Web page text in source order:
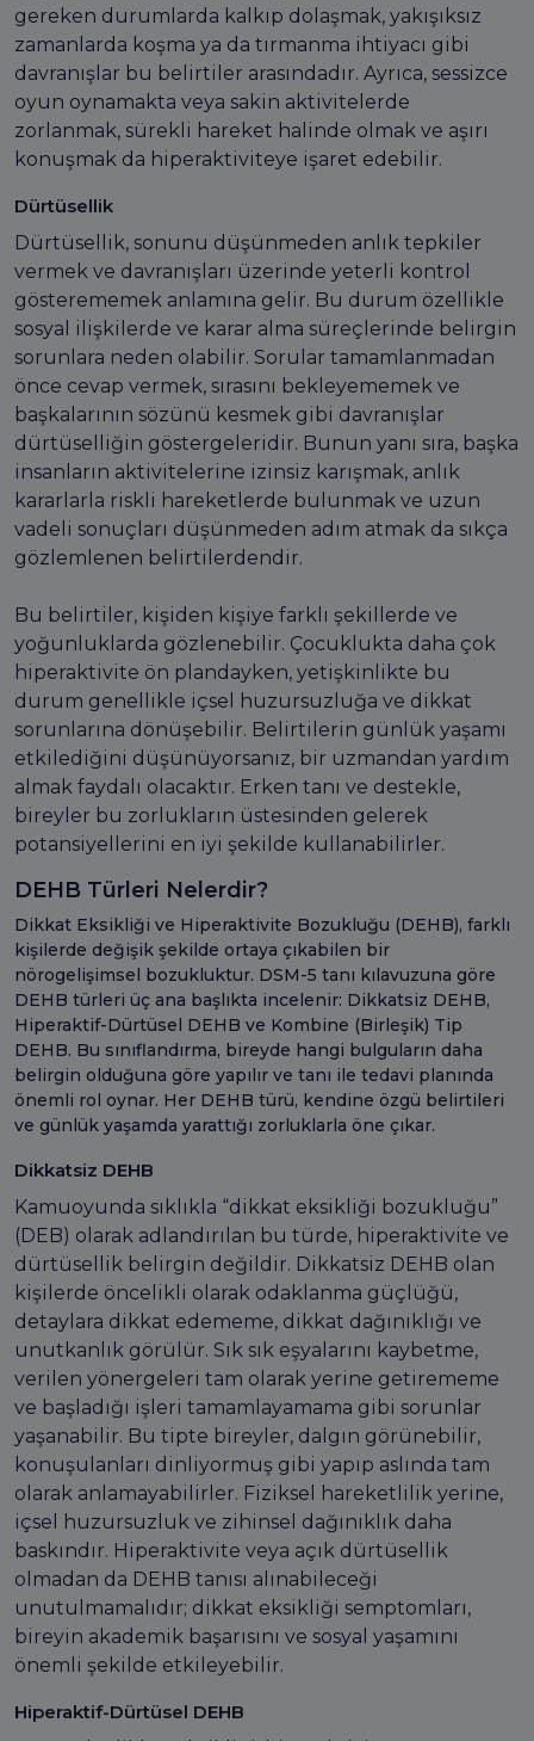
gereken durumlarda kalkıp dolaşmak, yakışıksız
zamanlarda koşma ya da tırmanma ihtiyacı gibi
davranışlar bu belirtiler arasındadır. Ayrıca, sessizce
oyun oynamakta veya sakin aktivitelerde
zorlanmak, sürekli hareket halinde olmak ve aşırı
konuşmak da hiperaktiviteye işaret edebilir.
Dürtüsellik
Dürtüsellik, sonunu düşünmeden anlık tepkiler
vermek ve davranışları üzerinde yeterli kontrol
gösterememek anlamına gelir. Bu durum özellikle
sosyal ilişkilerde ve karar alma süreçlerinde belirgin
sorunlara neden olabilir. Sorular tamamlanmadan
önce cevap vermek, sırasını bekleyememek ve
başkalarının sözünü kesmek gibi davranışlar
dürtüselliğin göstergeleridir. Bunun yanı sıra, başka
insanların aktivitelerine izinsiz karışmak, anlık
kararlarla riskli hareketlerde bulunmak ve uzun
vadeli sonuçları düşünmeden adım atmak da sıkça
gözlemlenen belirtilerdendir.
Bu belirtiler, kişiden kişiye farklı şekillerde ve
yoğunluklarda gözlenebilir. Çocuklukta daha çok
hiperaktivite ön plandayken, yetişkinlikte bu
durum genellikle içsel huzursuzluğa ve dikkat
sorunlarına dönüşebilir. Belirtilerin günlük yaşamı
etkilediğini düşünüyorsanız, bir uzmandan yardım
almak faydalı olacaktır. Erken tanı ve destekle,
bireyler bu zorlukların üstesinden gelerek
potansiyellerini en iyi şekilde kullanabilirler.
DEHB Türleri Nelerdir?
Dikkat Eksikliği ve Hiperaktivite Bozukluğu (DEHB), farklı
kişilerde değişik şekilde ortaya çıkabilen bir
nörogelişimsel bozukluktur. DSM-5 tanı kılavuzuna göre
DEHB türleri üç ana başlıkta incelenir: Dikkatsiz DEHB,
Hiperaktif-Dürtüsel DEHB ve Kombine (Birleşik) Tip
DEHB. Bu sınıflandırma, bireyde hangi bulguların daha
belirgin olduğuna göre yapılır ve tanı ile tedavi planında
önemli rol oynar. Her DEHB türü, kendine özgü belirtileri
ve günlük yaşamda yarattığı zorluklarla öne çıkar.
Dikkatsiz DEHB
Kamuoyunda sıklıkla “dikkat eksikliği bozukluğu”
(DEB) olarak adlandırılan bu türde, hiperaktivite ve
dürtüsellik belirgin değildir. Dikkatsiz DEHB olan
kişilerde öncelikli olarak odaklanma güçlüğü,
detaylara dikkat edememe, dikkat dağınıklığı ve
unutkanlık görülür. Sık sık eşyalarını kaybetme,
verilen yönergeleri tam olarak yerine getirememe
ve başladığı işleri tamamlayamama gibi sorunlar
yaşanabilir. Bu tipte bireyler, dalgın görünebilir,
konuşulanları dinliyormuş gibi yapıp aslında tam
olarak anlamayabilirler. Fiziksel hareketlilik yerine,
içsel huzursuzluk ve zihinsel dağınıklık daha
baskındır. Hiperaktivite veya açık dürtüsellik
olmadan da DEHB tanısı alınabileceği
unutulmamalıdır; dikkat eksikliği semptomları,
bireyin akademik başarısını ve sosyal yaşamını
önemli şekilde etkileyebilir.
Hiperaktif-Dürtüsel DEHB